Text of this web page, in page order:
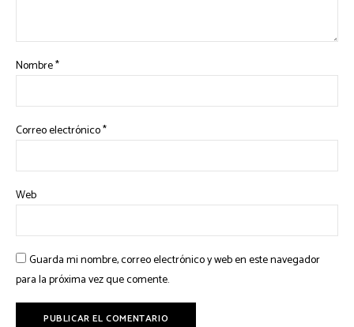
Nombre*
Correo electrónico*
Web
Guarda mi nombre, correo electrónico y web en este navegador
para la próxima vez que comente.